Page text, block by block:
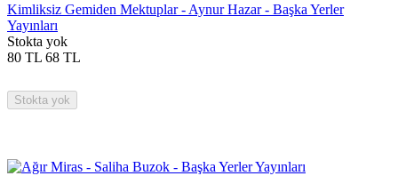
Kimliksiz Gemiden Mektuplar - Aynur Hazar - Başka Yerler
Yayınları
Stokta yok
80 TL 68 TL
Stokta yok